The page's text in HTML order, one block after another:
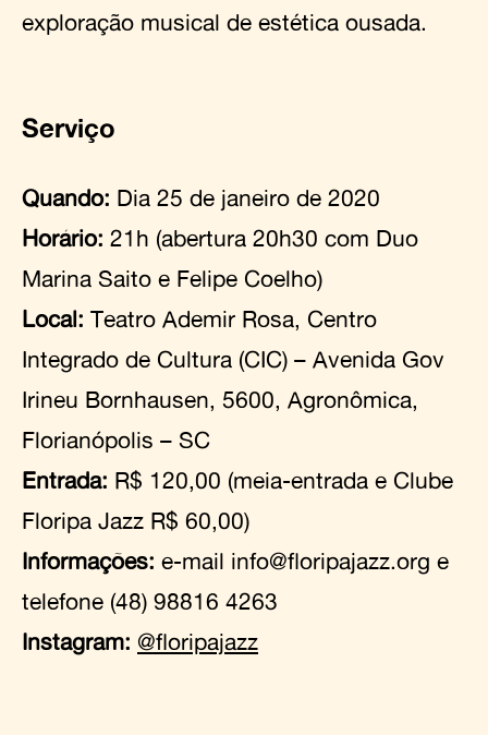
exploração musical de estética ousada.
Serviço
Quando: Dia 25 de janeiro de 2020
Horário: 21h (abertura 20h30 com Duo
Marina Saito e Felipe Coelho)
Local: Teatro Ademir Rosa, Centro
Integrado de Cultura (CIC) – Avenida Gov
Irineu Bornhausen, 5600, Agronômica,
Florianópolis – SC
Entrada: R$ 120,00 (meia-entrada e Clube
Floripa Jazz R$ 60,00)
Informações: e-mail info@floripajazz.org e
telefone (48) 98816 4263
Instagram: @floripajazz